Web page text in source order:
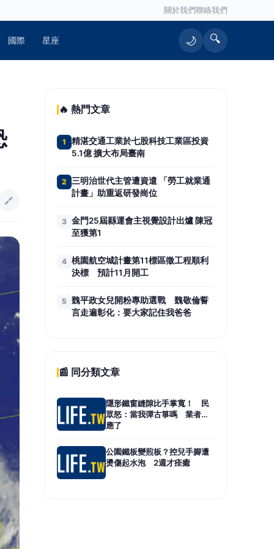
關於我們聯絡我們
國際 星座 🌙 🔍
🔗
🔥 熱門文章
1
精湛交通工業於七股科技工業區投資
5.1億 擴大布局臺南
2
三明治世代主管遭資遣 「勞工就業通
計畫」助重返研發崗位
3 金門25屆縣運會主視覺設計出爐 陳冠
至獲第1
4 桃園航空城計畫第11標區徵工程順利
決標 預計11月開工
5 魏平政女兒開粉專助選戰 魏敬倫誓
言走遍彰化：要大家記住我爸爸
📰 同分類文章
隱形鐵窗縫隙比手掌寬！ 民
眾怒：當我彈古箏嗎 業者回
應了
公園鐵板變煎板？控兒手腳遭
燙傷起水泡 2週才痊癒